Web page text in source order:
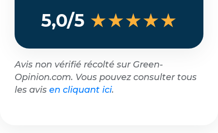
5,0/5 ★★★★★
Avis non vérifié récolté sur Green-
Opinion.com. Vous pouvez consulter tous
les avis en cliquant ici.